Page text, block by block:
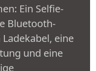
Ein Selfie-
Bluetooth-
eine
und eine